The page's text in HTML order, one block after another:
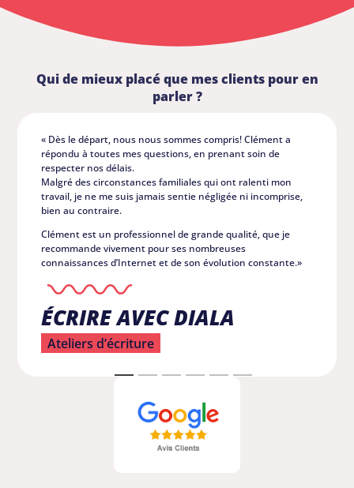
Qui de mieux placé que mes clients pour en
parler ?
« Dès le départ, nous nous sommes compris! Clément a
répondu à toutes mes questions, en prenant soin de
respecter nos délais.
Malgré des circonstances familiales qui ont ralenti mon
travail, je ne me suis jamais sentie négligée ni incomprise,
bien au contraire.
Clément est un professionnel de grande qualité, que je
recommande vivement pour ses nombreuses
connaissances d’Internet et de son évolution constante.»
ÉCRIRE AVEC DIALA
Ateliers d’écriture